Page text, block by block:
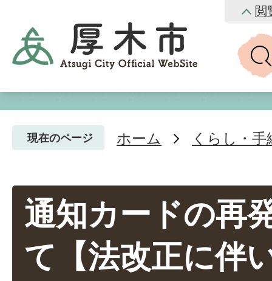
閲
現在のページ ホーム くらし・手
通知カードの再
て【法改正に伴